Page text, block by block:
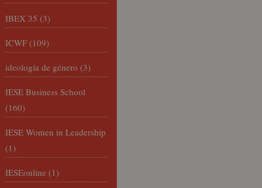
IBEX 35 (3)
ICWF (109)
ideología de género (3)
IESE Business School
(160)
IESE Women in Leadership
(1)
IESEonline (1)